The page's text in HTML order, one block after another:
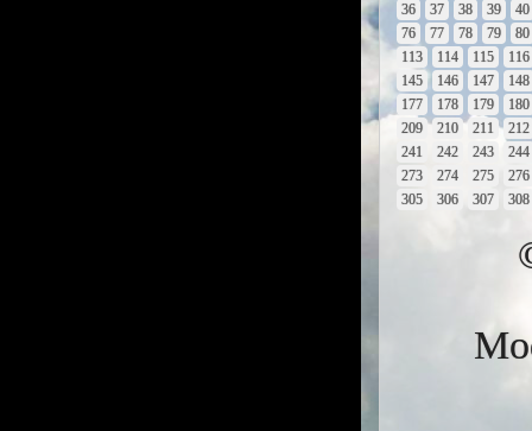
36
37 38 39
40
76
77 78 79
80
113
114 115
116
145
146 147
148
177
178 179
180
209
210 211
212
241
242 243
244
273
274 275
276
305
306 307 308